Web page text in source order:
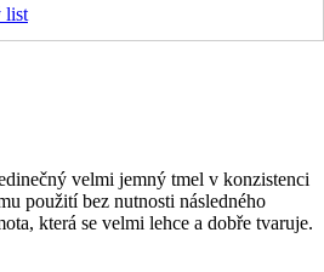
list
velmi jemný tmel v konzistenci
použití bez nutnosti následného
která se velmi lehce a dobře tvaruje.